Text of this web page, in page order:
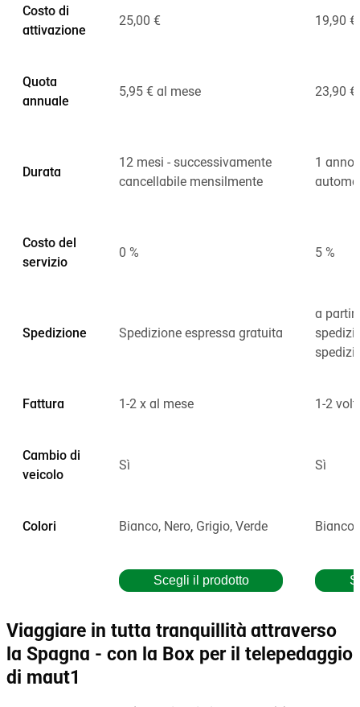
Costo di
attivazione
25,00 € 19,90 €
Quota
annuale
5,95 € al mese 23,90
Durata
12 mesi - successivamente
cancellabile mensilmente
1 anno
Costo del
servizio
0 % 5 %
Spedizione Spedizione espressa gratuita
a
Fattura 1-2 x al mese 1-2
Cambio di
veicolo
Sì Sì
Colori Bianco, Nero, Grigio, Verde Bianco
Scegli il prodotto
Viaggiare in tutta tranquillità attraverso
la Spagna - con la Box per il telepedaggio
di maut1